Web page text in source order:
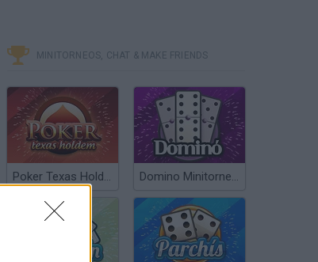
MINITORNEOS, CHAT & MAKE FRIENDS
Poker Texas Hold’em Domino Minitorneos